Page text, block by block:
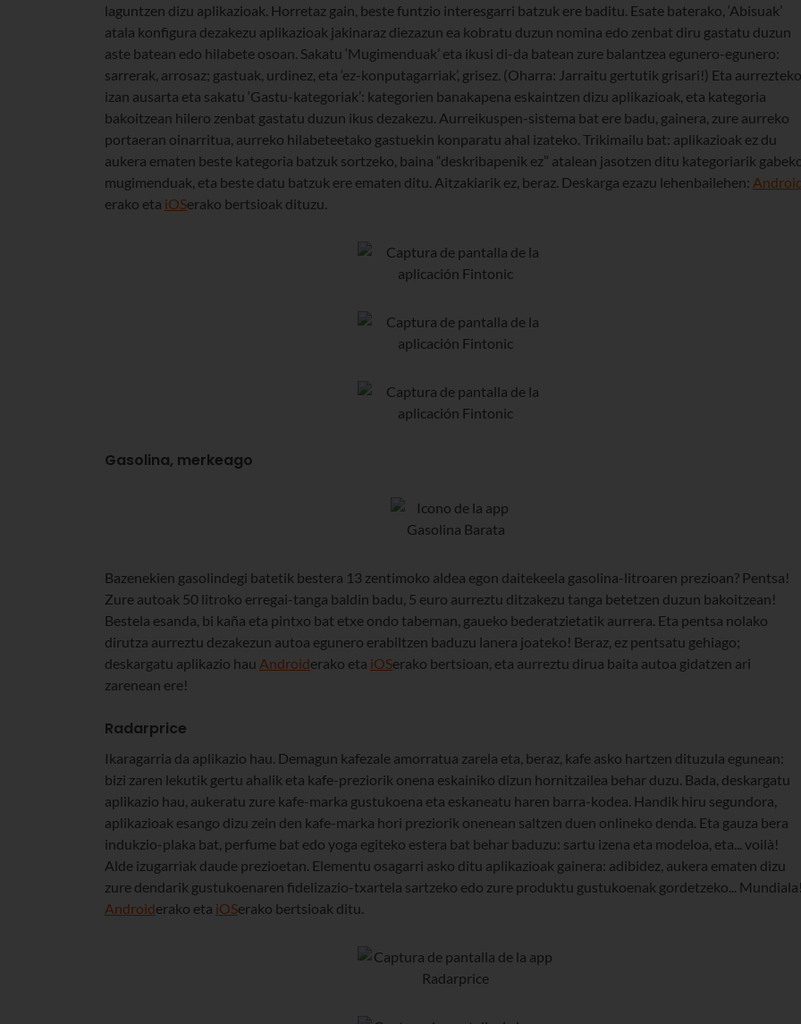
laguntzen dizu aplikazioak. Horretaz gain, beste funtzio interesgarri batzuk ere baditu. Esate baterako, ‘Abisuak’
atala konfigura dezakezu aplikazioak jakinaraz diezazun ea kobratu duzun nomina edo zenbat diru gastatu duzun
aste batean edo hilabete osoan. Sakatu ‘Mugimenduak’ eta ikusi di-da batean zure balantzea egunero-egunero:
sarrerak, arrosaz; gastuak, urdinez, eta ‘ez-konputagarriak’, grisez. (Oharra: Jarraitu gertutik grisari!) Eta
izan ausarta eta sakatu ‘Gastu-kategoriak’: kategorien banakapena eskaintzen dizu aplikazioak, eta kategoria
bakoitzean hilero zenbat gastatu duzun ikus dezakezu. Aurreikuspen-sistema bat ere badu, gainera, zure aurreko
portaeran oinarritua, aurreko hilabeteetako gastuekin konparatu ahal izateko. Trikimailu bat: aplikazioak ez du
aukera ematen beste kategoria batzuk sortzeko, baina “deskribapenik ez” atalean jasotzen ditu kategoriarik
mugimenduak, eta beste datu batzuk ere ematen ditu. Aitzakiarik ez, beraz. Deskarga ezazu lehenbailehen:
erako eta iOSerako bertsioak dituzu.
Gasolina, merkeago
Bazenekien gasolindegi batetik bestera 13 zentimoko aldea egon daitekeela gasolina-litroaren prezioan? Pentsa!
Zure autoak 50 litroko erregai-tanga baldin badu, 5 euro aurreztu ditzakezu tanga betetzen duzun bakoitzean!
Bestela esanda, bi kaña eta pintxo bat etxe ondo tabernan, gaueko bederatzietatik aurrera. Eta pentsa nolako
dirutza aurreztu dezakezun autoa egunero erabiltzen baduzu lanera joateko! Beraz, ez pentsatu gehiago;
deskargatu aplikazio hau Androiderako eta iOSerako bertsioan, eta aurreztu dirua baita autoa gidatzen ari
zarenean ere!
Radarprice
Ikaragarria da aplikazio hau. Demagun kafezale amorratua zarela eta, beraz, kafe asko hartzen dituzula egunean:
bizi zaren lekutik gertu ahalik eta kafe-preziorik onena eskainiko dizun hornitzailea behar duzu. Bada, deskargatu
aplikazio hau, aukeratu zure kafe-marka gustukoena eta eskaneatu haren barra-kodea. Handik hiru segundora,
aplikazioak esango dizu zein den kafe-marka hori preziorik onenean saltzen duen onlineko denda. Eta gauza bera
indukzio-plaka bat, perfume bat edo yoga egiteko estera bat behar baduzu: sartu izena eta modeloa, eta... voilà!
Alde izugarriak daude prezioetan. Elementu osagarri asko ditu aplikazioak gainera: adibidez, aukera ematen dizu
zure dendarik gustukoenaren fidelizazio-txartela sartzeko edo zure produktu gustukoenak gordetzeko...
Androiderako eta iOSerako bertsioak ditu.